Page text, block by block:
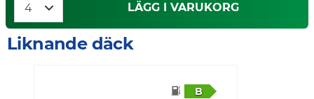
LÄGG I VARUKORG
Liknande däck
B